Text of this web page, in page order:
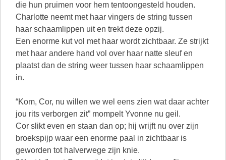
die hun pruimen voor hem tentoongesteld houden.
Charlotte neemt met haar vingers de string tussen
haar schaamlippen uit en trekt deze opzij.
Een enorme kut vol met haar wordt zichtbaar. Ze strijkt
met haar andere hand vol over haar natte sleuf en
plaatst dan de string weer tussen haar schaamlippen
in.
“Kom, Cor, nu willen we wel eens zien wat daar achter
jou rits verborgen zit” mompelt Yvonne nu geil.
Cor slikt even en staan dan op; hij wrijft nu over zijn
broekspijp waar een enorme paal in zichtbaar is
geworden tot halverwege zijn knie.